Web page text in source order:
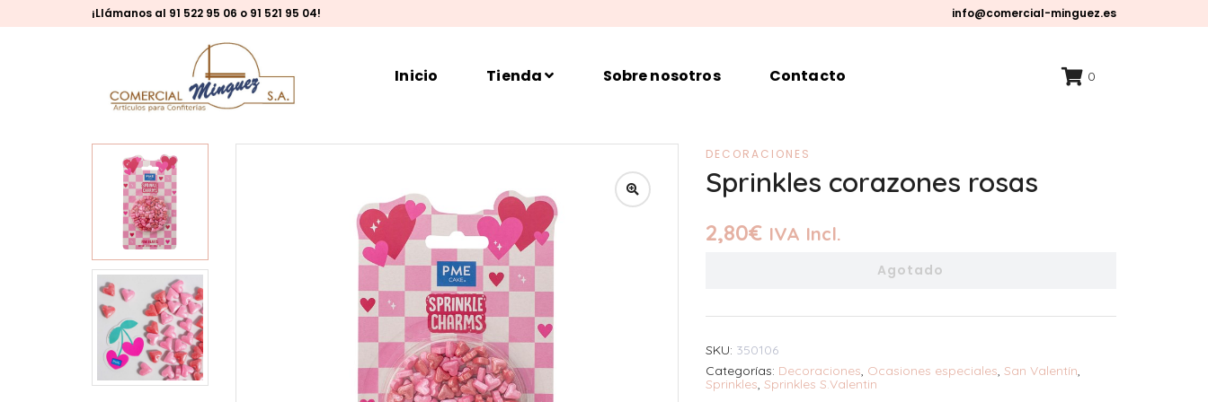
¡Llámanos al 91 522 95 06 o 91 521 95 04! info@comercial-minguez.es
Inicio Tienda Sobre nosotros Contacto 0
DECORACIONES
Sprinkles corazones rosas
2,80€ IVA Incl.
Agotado
SKU: 350106
Categorías: Decoraciones, Ocasiones especiales, San Valentí­n,
Sprinkles, Sprinkles S.Valentin